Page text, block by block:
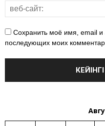
Сохранить моё имя, email и
последующих моих